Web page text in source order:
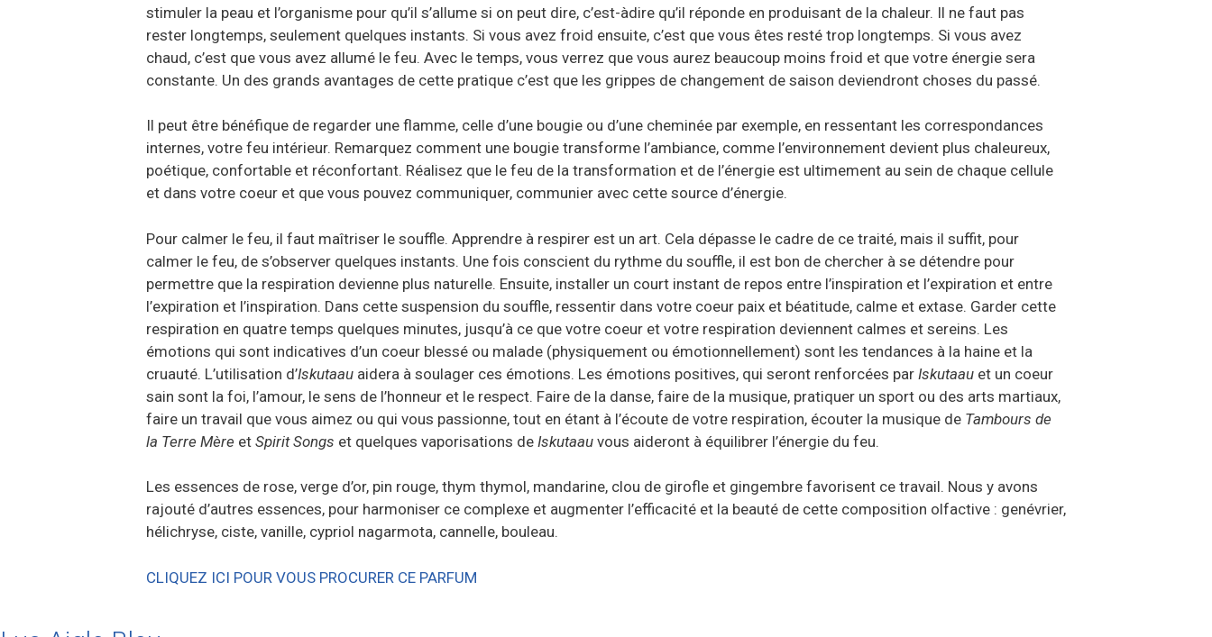
stimuler la peau et l’organisme pour qu’il s’allume si on peut dire, c’est-àdire qu’il réponde en produisant de la chaleur. Il ne faut pas
rester longtemps, seulement quelques instants. Si vous avez froid ensuite, c’est que vous êtes resté trop longtemps. Si vous avez
chaud, c’est que vous avez allumé le feu. Avec le temps, vous verrez que vous aurez beaucoup moins froid et que votre énergie sera
constante. Un des grands avantages de cette pratique c’est que les grippes de changement de saison deviendront choses du passé.
Il peut être bénéfique de regarder une flamme, celle d’une bougie ou d’une cheminée par exemple, en ressentant les correspondances
internes, votre feu intérieur. Remarquez comment une bougie transforme l’ambiance, comme l’environnement devient plus chaleureux,
poétique, confortable et réconfortant. Réalisez que le feu de la transformation et de l’énergie est ultimement au sein de chaque cellule
et dans votre coeur et que vous pouvez communiquer, communier avec cette source d’énergie.
Pour calmer le feu, il faut maîtriser le souffle. Apprendre à respirer est un art. Cela dépasse le cadre de ce traité, mais il suffit, pour
calmer le feu, de s’observer quelques instants. Une fois conscient du rythme du souffle, il est bon de chercher à se détendre pour
permettre que la respiration devienne plus naturelle. Ensuite, installer un court instant de repos entre l’inspiration et l’expiration et entre
l’expiration et l’inspiration. Dans cette suspension du souffle, ressentir dans votre coeur paix et béatitude, calme et extase. Garder cette
respiration en quatre temps quelques minutes, jusqu’à ce que votre coeur et votre respiration deviennent calmes et sereins. Les
émotions qui sont indicatives d’un coeur blessé ou malade (physiquement ou émotionnellement) sont les tendances à la haine et la
cruauté. L’utilisation d’Iskutaau aidera à soulager ces émotions. Les émotions positives, qui seront renforcées par Iskutaau et un coeur
sain sont la foi, l’amour, le sens de l’honneur et le respect. Faire de la danse, faire de la musique, pratiquer un sport ou des arts martiaux,
faire un travail que vous aimez ou qui vous passionne, tout en étant à l’écoute de votre respiration, écouter la musique de Tambours de
la Terre Mère et Spirit Songs et quelques vaporisations de Iskutaau vous aideront à équilibrer l’énergie du feu.
Les essences de rose, verge d’or, pin rouge, thym thymol, mandarine, clou de girofle et gingembre favorisent ce travail. Nous y avons
rajouté d’autres essences, pour harmoniser ce complexe et augmenter l’efficacité et la beauté de cette composition olfactive : genévrier,
hélichryse, ciste, vanille, cypriol nagarmota, cannelle, bouleau.
CLIQUEZ ICI POUR VOUS PROCURER CE PARFUM